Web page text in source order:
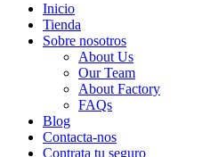
Inicio
Tienda
Sobre nosotros
About Us
Our Team
About Factory
FAQs
Blog
Contacta-nos
Contrata tu seguro